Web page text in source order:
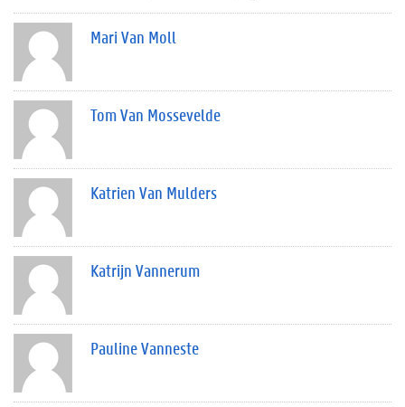
Mari Van Moll
Tom Van Mossevelde
Katrien Van Mulders
Katrijn Vannerum
Pauline Vanneste